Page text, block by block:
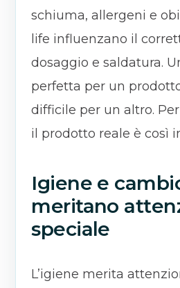
schiuma, allergeni e
life influenzano il
dosaggio e saldatura.
perfetta per un
difficile per un altro.
il prodotto reale è così
Igiene e
meritano
speciale
L’igiene merita